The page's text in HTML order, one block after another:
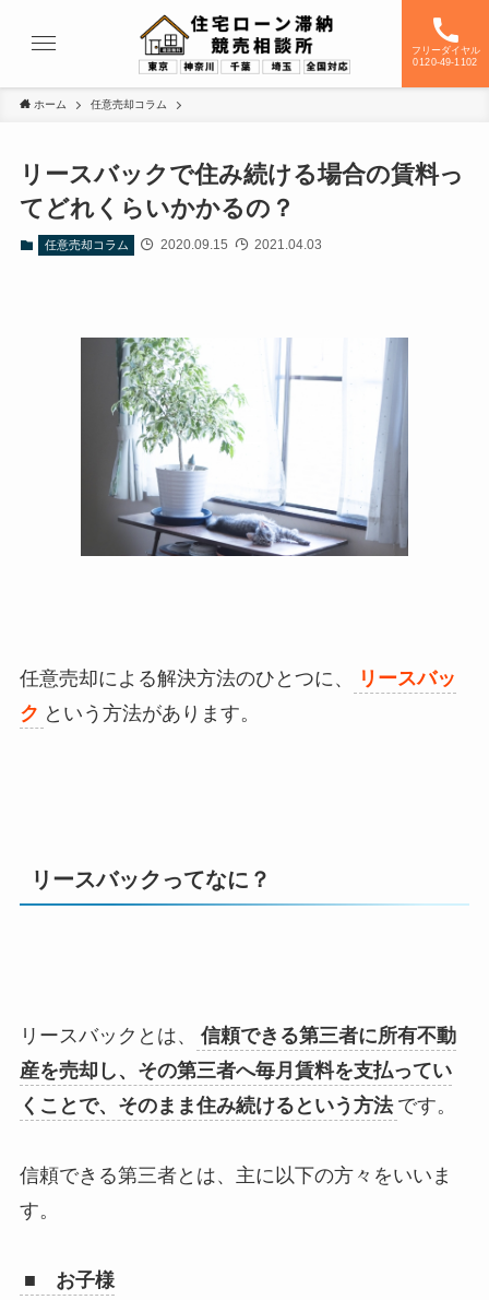
フリーダイヤル
0120-49-1102
ホーム 任意売却コラム
リースバックで住み続ける場合の賃料っ
てどれくらいかかるの？
任意売却コラム 2020.09.15 2021.04.03
任意売却による解決方法のひとつに、
リースバッ
ク という方法があります。
リースバックってなに？
リースバックとは、
信頼できる第三者に所有不動
産を売却し、その第三者へ毎月賃料を支払ってい
くことで、そのまま住み続けるという方法 です。
信頼できる第三者とは、主に以下の方々をいいま
す。
■ お子様